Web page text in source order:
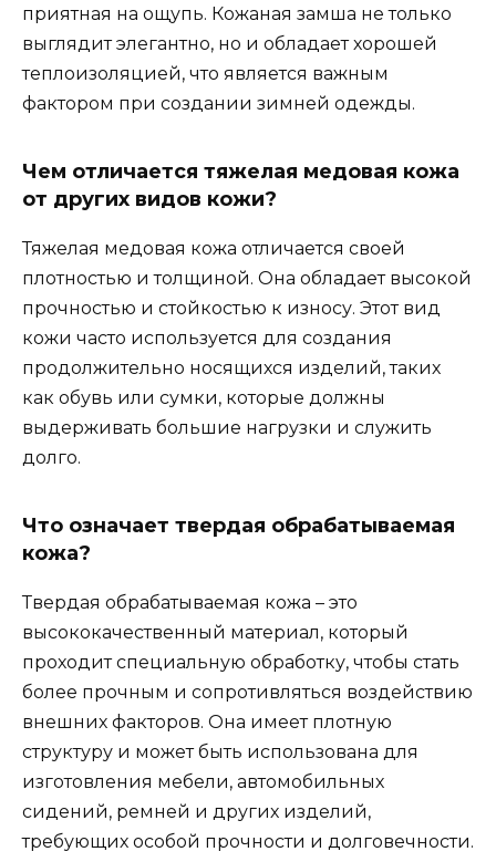
приятная на ощупь. Кожаная замша не только
выглядит элегантно, но и обладает хорошей
теплоизоляцией, что является важным
фактором при создании зимней одежды.
Чем отличается тяжелая медовая кожа
от других видов кожи?
Тяжелая медовая кожа отличается своей
плотностью и толщиной. Она обладает высокой
прочностью и стойкостью к износу. Этот вид
кожи часто используется для создания
продолжительно носящихся изделий, таких
как обувь или сумки, которые должны
выдерживать большие нагрузки и служить
долго.
Что означает твердая обрабатываемая
кожа?
Твердая обрабатываемая кожа – это
высококачественный материал, который
проходит специальную обработку, чтобы стать
более прочным и сопротивляться воздействию
внешних факторов. Она имеет плотную
структуру и может быть использована для
изготовления мебели, автомобильных
сидений, ремней и других изделий,
требующих особой прочности и долговечности.